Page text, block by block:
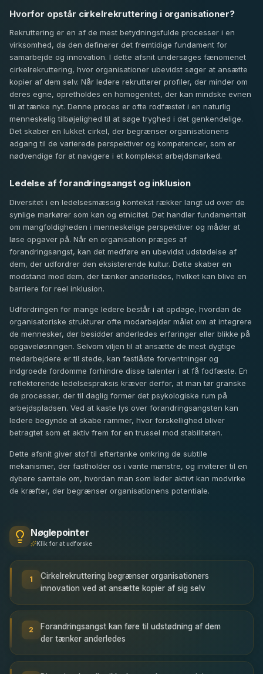
Hvorfor opstår cirkelrekruttering i organisationer?
Rekruttering er en af de mest betydningsfulde processer i en
virksomhed, da den definerer det fremtidige fundament for
samarbejde og innovation. I dette afsnit undersøges fænomenet
cirkelrekruttering, hvor organisationer ubevidst søger at ansætte
kopier af dem selv. Når ledere rekrutterer profiler, der minder om
deres egne, opretholdes en homogenitet, der kan mindske evnen
til at tænke nyt. Denne proces er ofte rodfæstet i en naturlig
menneskelig tilbøjelighed til at søge tryghed i det genkendelige.
Det skaber en lukket cirkel, der begrænser organisationens
adgang til de varierede perspektiver og kompetencer, som er
nødvendige for at navigere i et komplekst arbejdsmarked.
Ledelse af forandringsangst og inklusion
Diversitet i en ledelsesmæssig kontekst rækker langt ud over de
synlige markører som køn og etnicitet. Det handler fundamentalt
om mangfoldigheden i menneskelige perspektiver og måder at
løse opgaver på. Når en organisation præges af
forandringsangst, kan det medføre en ubevidst udstødelse af
dem, der udfordrer den eksisterende kultur. Dette skaber en
modstand mod dem, der tænker anderledes, hvilket kan blive en
barriere for reel inklusion.
Udfordringen for mange ledere består i at opdage, hvordan de
organisatoriske strukturer ofte modarbejder målet om at integrere
de mennesker, der besidder anderledes erfaringer eller blikke på
opgaveløsningen. Selvom viljen til at ansætte de mest dygtige
medarbejdere er til stede, kan fastlåste forventninger og
indgroede fordomme forhindre disse talenter i at få fodfæste. En
reflekterende ledelsespraksis kræver derfor, at man tør granske
de processer, der til daglig former det psykologiske rum på
arbejdspladsen. Ved at kaste lys over forandringsangsten kan
ledere begynde at skabe rammer, hvor forskellighed bliver
betragtet som et aktiv frem for en trussel mod stabiliteten.
Dette afsnit giver stof til eftertanke omkring de subtile
mekanismer, der fastholder os i vante mønstre, og inviterer til en
dybere samtale om, hvordan man som leder aktivt kan modvirke
de kræfter, der begrænser organisationens potentiale.
Nøglepointer
Klik for at udforske
1
Cirkelrekruttering begrænser organisationers
innovation ved at ansætte kopier af sig selv
2
Forandringsangst kan føre til udstødning af dem
der tænker anderledes